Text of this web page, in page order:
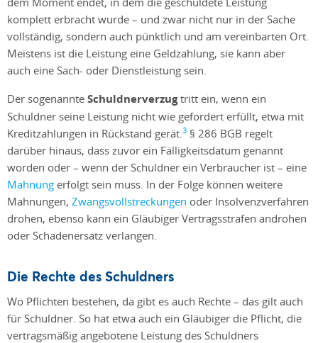
komplett erbracht wurde – und zwar nicht nur in der Sache
vollständig, sondern auch pünktlich und am vereinbarten Ort.
Meistens ist die Leistung eine Geldzahlung, sie kann aber
auch eine Sach- oder Dienstleistung sein.
Der sogenannte Schuldnerverzugtritt ein, wenn ein
Schuldner seine Leistung nicht wie gefordert erfüllt, etwa mit
Kreditzahlungen in Rückstand gerät.3 § 286 BGB regelt
darüber hinaus, dass zuvor ein Fälligkeitsdatum genannt
worden oder – wenn der Schuldner ein Verbraucher ist – eine
Mahnung erfolgt sein muss. In der Folge können weitere
Mahnungen, Zwangsvollstreckungen oder Insolvenzverfahren
drohen, ebenso kann ein Gläubiger Vertragsstrafen androhen
oder Schadenersatz verlangen.
Die Rechte des Schuldners
Wo Pflichten bestehen, da gibt es auch Rechte – das gilt auch
für Schuldner. So hat etwa auch ein Gläubiger die Pflicht, die
vertragsmäßig angebotene Leistung des Schuldners